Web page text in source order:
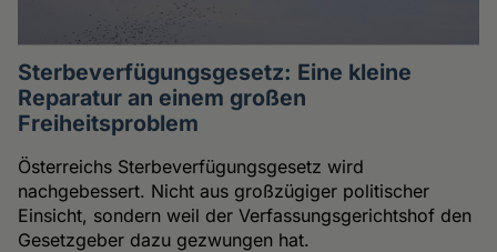
Sterbeverfügungsgesetz: Eine kleine
Reparatur an einem großen
Freiheitsproblem
Österreichs Sterbeverfügungsgesetz wird
nachgebessert. Nicht aus großzügiger politischer
Einsicht, sondern weil der Verfassungsgerichtshof den
Gesetzgeber dazu gezwungen hat.